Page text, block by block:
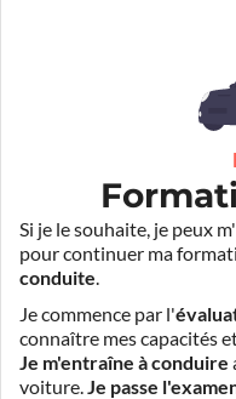
Si je le souhaite, je peux
pour continuer ma
conduite.
Je commence par l'
connaître mes capacités
Je m'entraîne à conduire
voiture. Je passe